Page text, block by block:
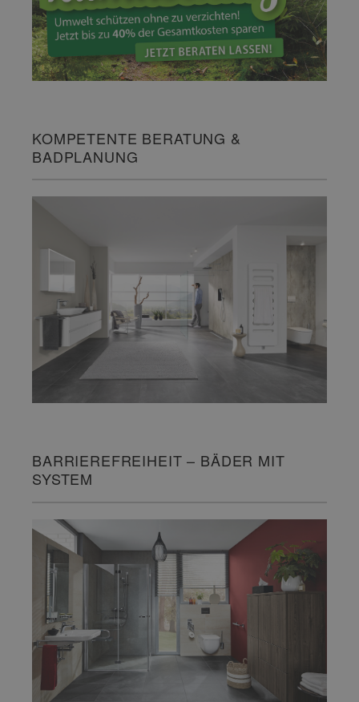
KOMPETENTE BERATUNG &
BADPLANUNG
BARRIEREFREIHEIT – BÄDER MIT
SYSTEM